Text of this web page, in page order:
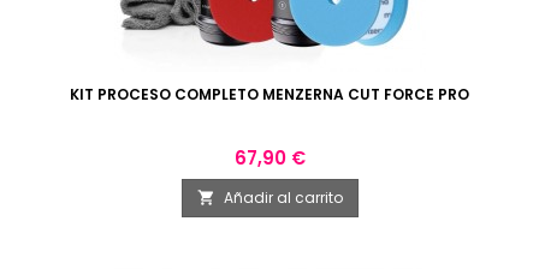
KIT PROCESO COMPLETO MENZERNA CUT FORCE PRO
Precio
67,90 €
 Añadir al carrito